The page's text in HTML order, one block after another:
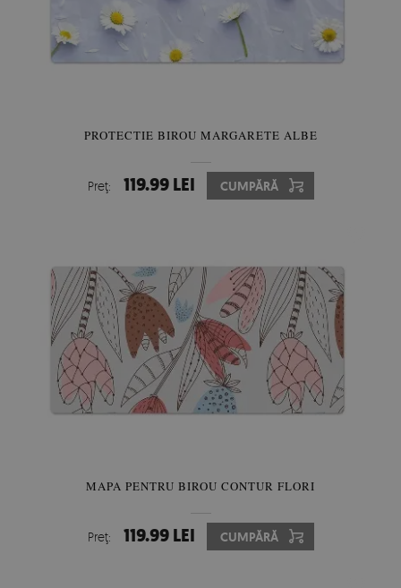
PROTECTIE BIROU MARGARETE ALBE
Preţ: 119.99 LEI CUMPĂRĂ
MAPA PENTRU BIROU CONTUR FLORI
Preţ: 119.99 LEI CUMPĂRĂ